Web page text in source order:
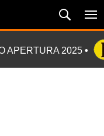
APERTURA 2025